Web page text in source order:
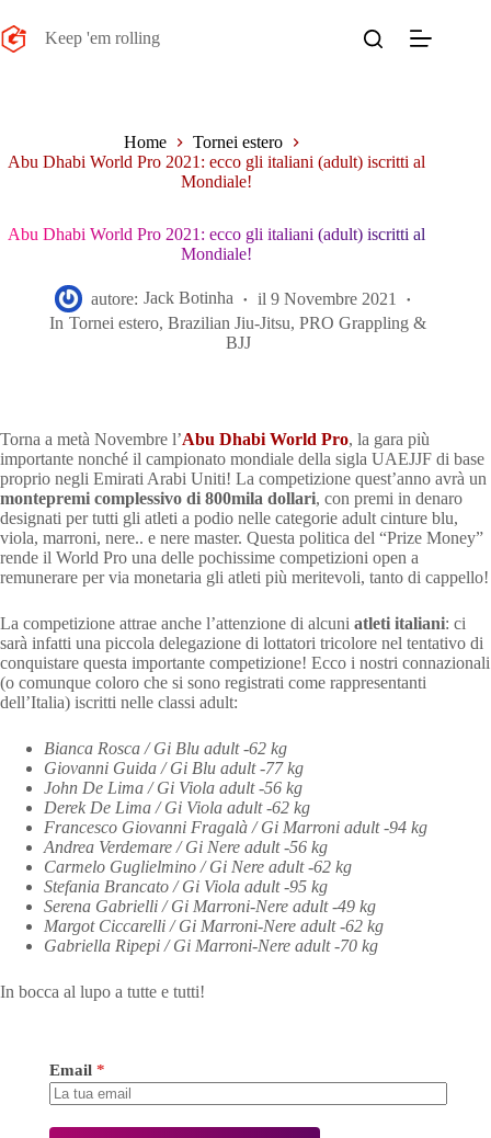
al
contenuto
Keep 'em rolling
Home
Tornei estero
Abu Dhabi World Pro 2021: ecco gli italiani (adult) iscritti al
Mondiale!
Abu Dhabi World Pro 2021: ecco gli italiani (adult) iscritti al
Mondiale!
autore: Jack Botinha il 9 Novembre 2021
In Tornei estero, Brazilian Jiu-Jitsu, PRO Grappling &
BJJ
Torna a metà Novembre l’Abu Dhabi World Pro, la gara più
importante nonché il campionato mondiale della sigla UAEJJF di base
proprio negli Emirati Arabi Uniti! La competizione quest’anno avrà un
montepremi complessivo di 800mila dollari, con premi in denaro
designati per tutti gli atleti a podio nelle categorie adult cinture blu,
viola, marroni, nere.. e nere master. Questa politica del “Prize Money”
rende il World Pro una delle pochissime competizioni open a
remunerare per via monetaria gli atleti più meritevoli, tanto di cappello!
La competizione attrae anche l’attenzione di alcuni atleti italiani: ci
sarà infatti una piccola delegazione di lottatori tricolore nel tentativo di
conquistare questa importante competizione! Ecco i nostri connazionali
(o comunque coloro che si sono registrati come rappresentanti
dell’Italia) iscritti nelle classi adult:
Bianca Rosca / Gi Blu adult -62 kg
Giovanni Guida / Gi Blu adult -77 kg
John De Lima / Gi Viola adult -56 kg
Derek De Lima / Gi Viola adult -62 kg
Francesco Giovanni Fragalà / Gi Marroni adult -94 kg
Andrea Verdemare / Gi Nere adult -56 kg
Carmelo Guglielmino / Gi Nere adult -62 kg
Stefania Brancato / Gi Viola adult -95 kg
Serena Gabrielli / Gi Marroni-Nere adult -49 kg
Margot Ciccarelli / Gi Marroni-Nere adult -62 kg
Gabriella Ripepi / Gi Marroni-Nere adult -70 kg
In bocca al lupo a tutte e tutti!
Email *